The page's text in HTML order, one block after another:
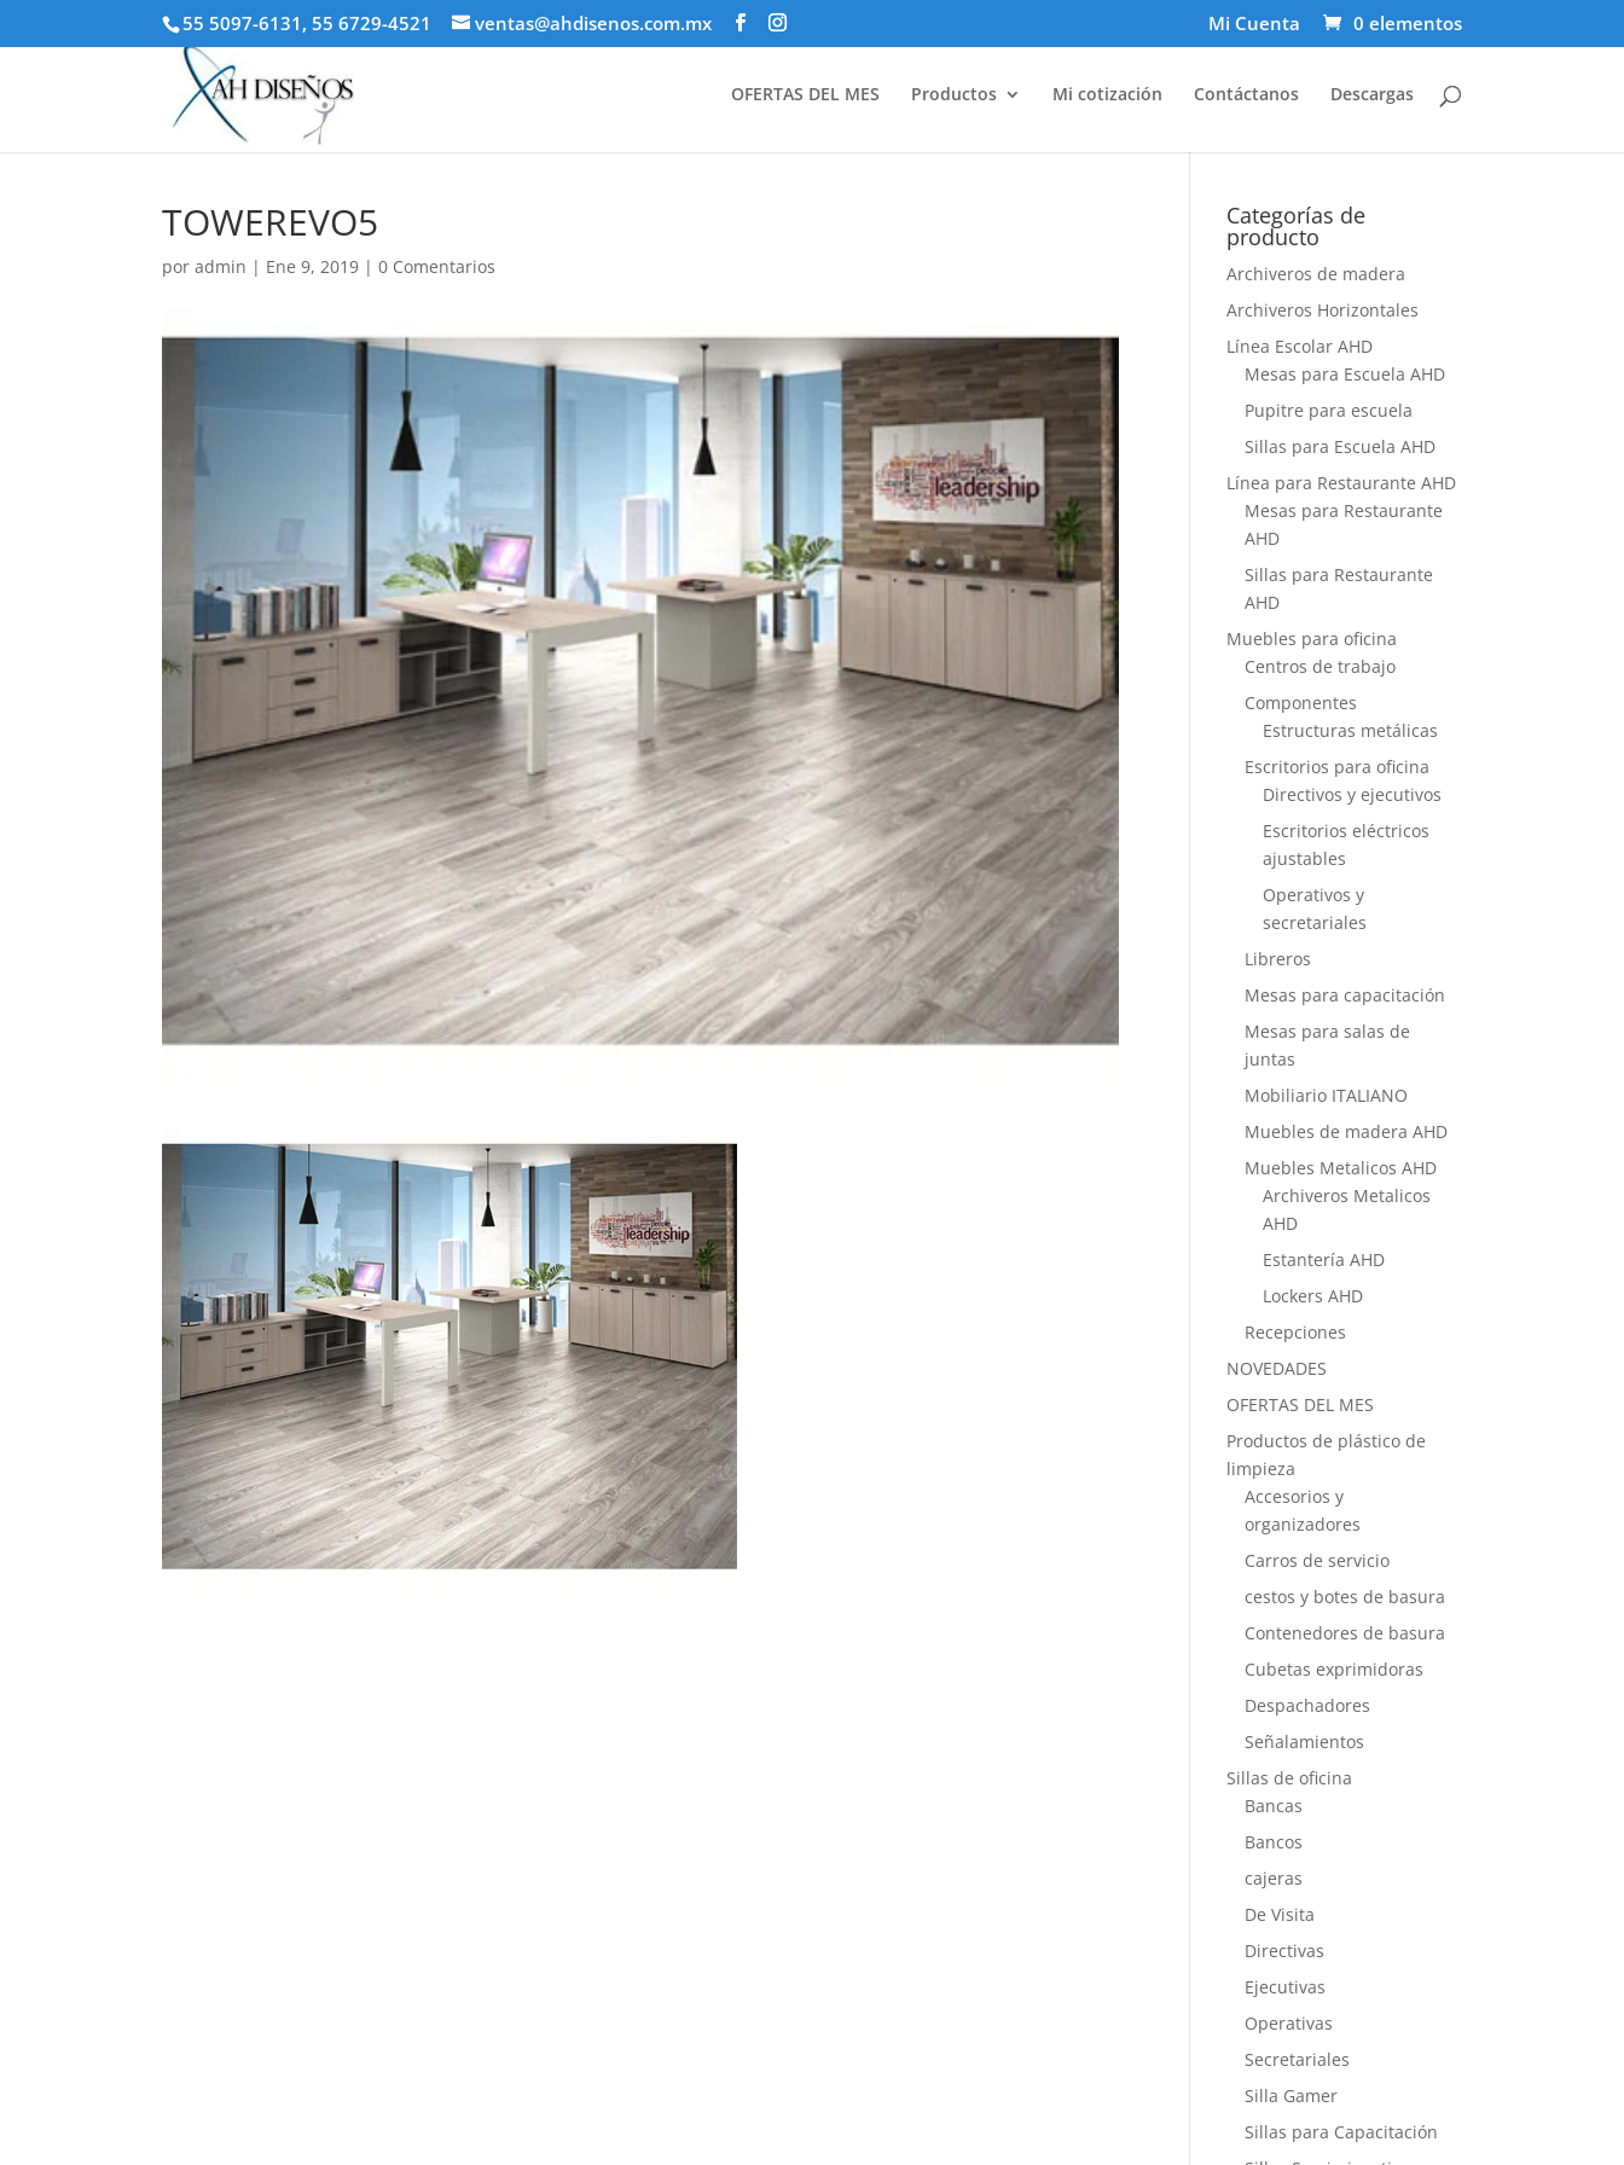
55 5097-6131, 55 6729-4521 ventas@ahdisenos.com.mx Mi Cuenta 0 elementos
OFERTAS DEL MES Productos Mi cotización Contáctanos Descargas
TOWEREVO5
poradmin | Ene 9, 2019 |0 Comentarios
Categorías de
producto
Archiveros de madera
Archiveros Horizontales
Línea Escolar AHD
Mesas para Escuela AHD
Pupitre para escuela
Sillas para Escuela AHD
Línea para Restaurante AHD
Mesas para Restaurante
AHD
Sillas para Restaurante
AHD
Muebles para oficina
Centros de trabajo
Componentes
Estructuras metálicas
Escritorios para oficina
Directivos y ejecutivos
Escritorios eléctricos
ajustables
Operativos y
secretariales
Libreros
Mesas para capacitación
Mesas para salas de
juntas
Mobiliario ITALIANO
Muebles de madera AHD
Muebles Metalicos AHD
Archiveros Metalicos
AHD
Estantería AHD
Lockers AHD
Recepciones
NOVEDADES
OFERTAS DEL MES
Productos de plástico de
limpieza
Accesorios y
organizadores
Carros de servicio
cestos y botes de basura
Contenedores de basura
Cubetas exprimidoras
Despachadores
Señalamientos
Sillas de oficina
Bancas
Bancos
cajeras
De Visita
Directivas
Ejecutivas
Operativas
Secretariales
Silla Gamer
Sillas para Capacitación